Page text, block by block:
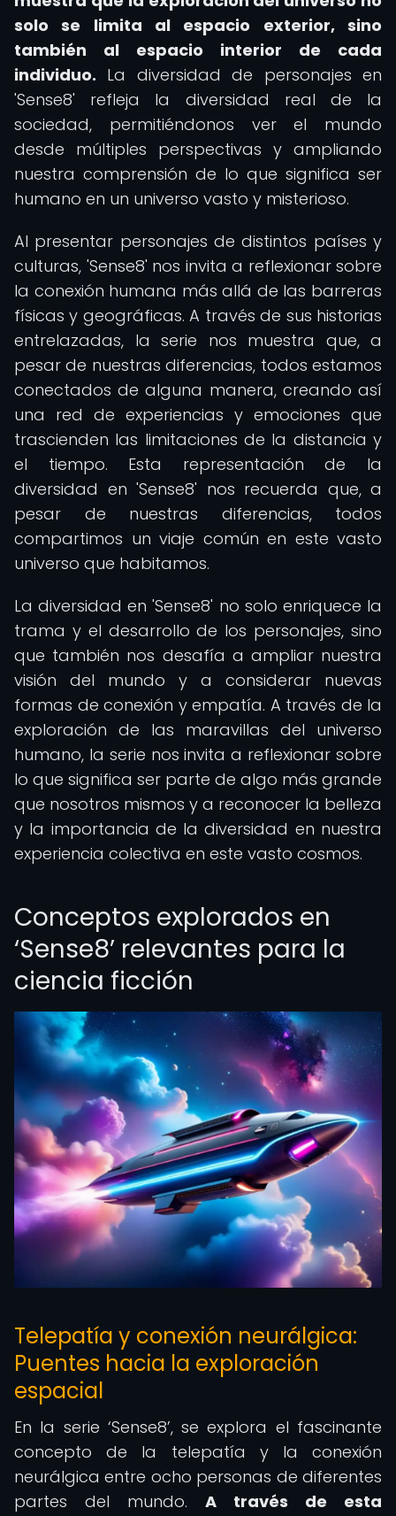
solo se limita al espacio exterior, sino
también al espacio interior de cada
individuo. La diversidad de personajes en
'Sense8' refleja la diversidad real de la
sociedad, permitiéndonos ver el mundo
desde múltiples perspectivas y ampliando
nuestra comprensión de lo que significa ser
humano en un universo vasto y misterioso.
Al presentar personajes de distintos países y
culturas, 'Sense8' nos invita a reflexionar sobre
la conexión humana más allá de las barreras
físicas y geográficas. A través de sus historias
entrelazadas, la serie nos muestra que, a
pesar de nuestras diferencias, todos estamos
conectados de alguna manera, creando así
una red de experiencias y emociones que
trascienden las limitaciones de la distancia y
el tiempo. Esta representación de la
diversidad en 'Sense8' nos recuerda que, a
pesar de nuestras diferencias, todos
compartimos un viaje común en este vasto
universo que habitamos.
La diversidad en 'Sense8' no solo enriquece la
trama y el desarrollo de los personajes, sino
que también nos desafía a ampliar nuestra
visión del mundo y a considerar nuevas
formas de conexión y empatía. A través de la
exploración de las maravillas del universo
humano, la serie nos invita a reflexionar sobre
lo que significa ser parte de algo más grande
que nosotros mismos y a reconocer la belleza
y la importancia de la diversidad en nuestra
experiencia colectiva en este vasto cosmos.
Conceptos explorados en
‘Sense8’ relevantes para la
ciencia ficción
Telepatía y conexión neurálgica:
Puentes hacia la exploración
espacial
En la serie ‘Sense8’, se explora el fascinante
concepto de la telepatía y la conexión
neurálgica entre ocho personas de diferentes
partes del mundo. A través de esta